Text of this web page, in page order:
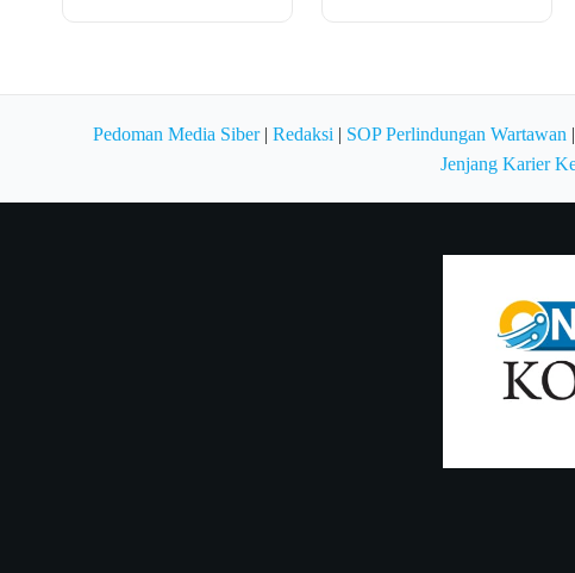
Pedoman Media Siber| Redaksi SOP Perlindungan Wartawan
Jenjang Karier